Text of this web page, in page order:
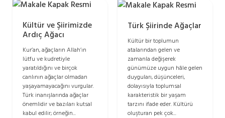
Kültür ve Şiirimizde
Ardıç Ağacı
Kur’an, ağaçların Allah’ın
lütfu ve kudretiyle
yaratıldığını ve birçok
canlının ağaçlar olmadan
yaşayamayacağını vurgular.
Türk inanışlarında ağaçlar
önemlidir ve bazıları kutsal
kabul edilir; örneğin...
Türk Şiirinde Ağaçlar
Kültür bir toplumun
atalarından gelen ve
zamanla değişerek
günümüze uygun hâle gelen
duyguları, düşünceleri,
dolayısıyla toplumsal
karakteristik bir yaşam
tarzını ifade eder. Kültürü
oluşturan pek çok...